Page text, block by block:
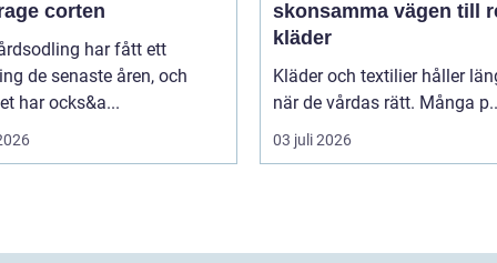
corten
har fått ett
de senaste åren, och
har ocks&a...
skonsamma vägen till
kläder
Kläder och textilier håller
när de vårdas rätt. Många
03 juli 2026